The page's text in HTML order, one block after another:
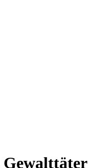
Gewalttäter